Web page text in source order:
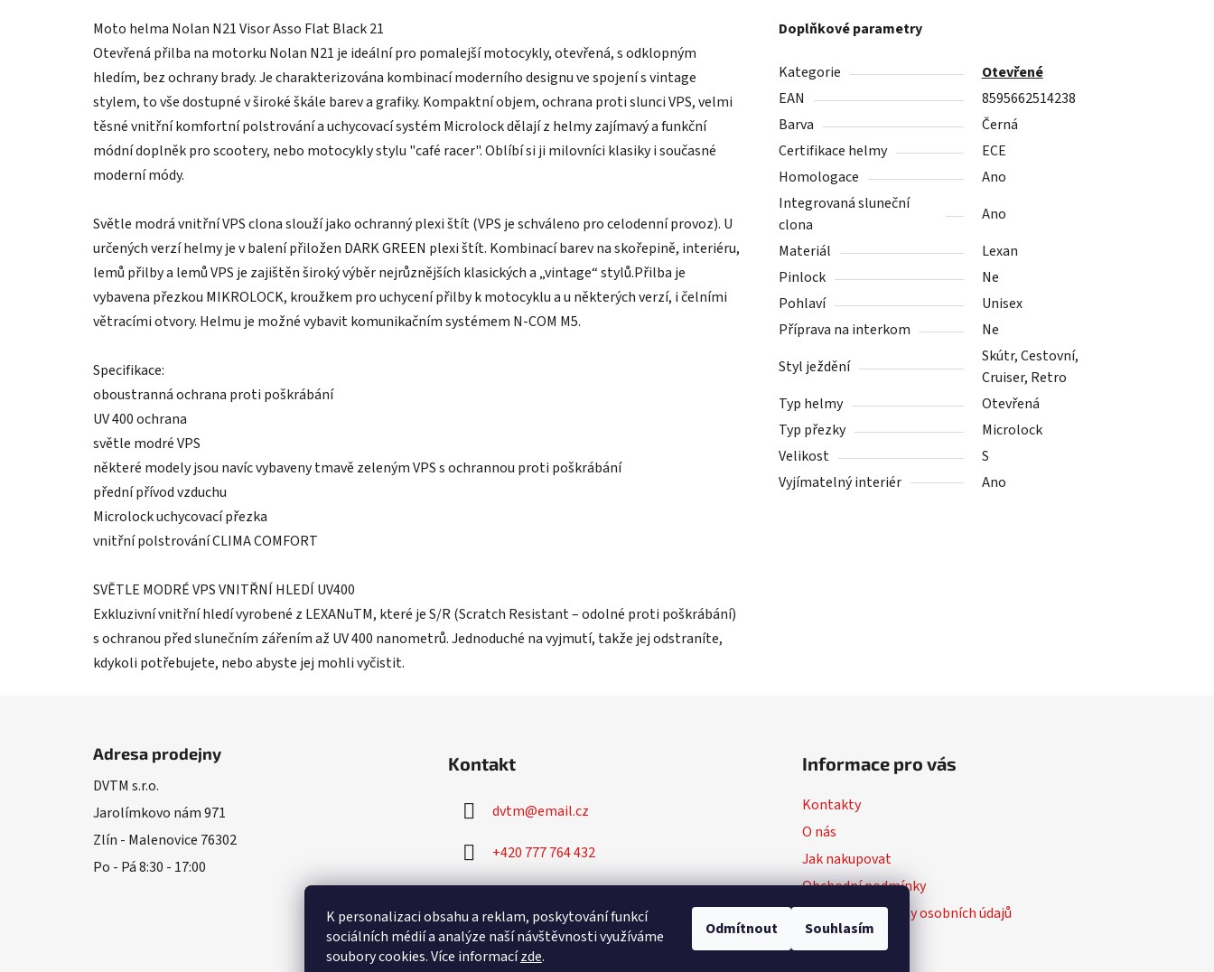
K personalizaci obsahu a reklam, poskytování funkcí
sociálních médií a analýze naší návštěvnosti využíváme
soubory cookies. Více informacízde.
Odmítnout Souhlasím
Moto helma Nolan N21 Visor Asso Flat Black 21
Otevřená přilba na motorku Nolan N21 je ideální pro pomalejší motocykly, otevřená, s odklopným
hledím, bez ochrany brady. Je charakterizována kombinací moderního designu ve spojení s vintage
stylem, to vše dostupné v široké škále barev a grafiky. Kompaktní objem, ochrana proti slunci VPS, velmi
těsné vnitřní komfortní polstrování a uchycovací systém Microlock dělají z helmy zajímavý a funkční
módní doplněk pro scootery, nebo motocykly stylu "café racer". Oblíbí si ji milovníci klasiky i současné
moderní módy.
Světle modrá vnitřní VPS clona slouží jako ochranný plexi štít (VPS je schváleno pro celodenní provoz). U
určených verzí helmy je v balení přiložen DARK GREEN plexi štít. Kombinací barev na skořepině, interiéru,
lemů přilby a lemů VPS je zajištěn široký výběr nejrůznějších klasických a „vintage“ stylů.Přilba je
vybavena přezkou MIKROLOCK, kroužkem pro uchycení přilby k motocyklu a u některých verzí, i čelními
větracími otvory. Helmu je možné vybavit komunikačním systémem N-COM M5.
Specifikace:
oboustranná ochrana proti poškrábání
UV 400 ochrana
světle modré VPS
některé modely jsou navíc vybaveny tmavě zeleným VPS s ochrannou proti poškrábání
přední přívod vzduchu
Microlock uchycovací přezka
vnitřní polstrování CLIMA COMFORT
SVĚTLE MODRÉ VPS VNITŘNÍ HLEDÍ UV400
Exkluzivní vnitřní hledí vyrobené z LEXANuTM, které je S/R (Scratch Resistant – odolné proti poškrábání)
s ochranou před slunečním zářením až UV 400 nanometrů. Jednoduché na vyjmutí, takže jej odstraníte,
kdykoli potřebujete, nebo abyste jej mohli vyčistit.
Doplňkové parametry
Kategorie
Otevřené
EAN
8595662514238
Barva
Černá
Certifikace helmy
ECE
Homologace
Ano
Integrovaná sluneční
clona
Ano
Materiál
Lexan
Pinlock
Ne
Pohlaví
Unisex
Příprava na interkom
Ne
Styl ježdění
Skútr, Cestovní,
Cruiser, Retro
Typ helmy
Otevřená
Typ přezky
Microlock
Velikost
S
Vyjímatelný interiér
Ano
Adresa prodejny
DVTM s.r.o.
Jarolímkovo nám 971
Zlín - Malenovice 76302
Po - Pá 8:30 - 17:00
Kontakt
dvtm@email.cz
+420 777 764 432
Informace pro vás
Kontakty
O nás
Jak nakupovat
Obchodní podmínky
Podmínky ochrany osobních údajů